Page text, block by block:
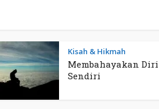
Kisah & Hikmah
Membahayakan Diri
Sendiri